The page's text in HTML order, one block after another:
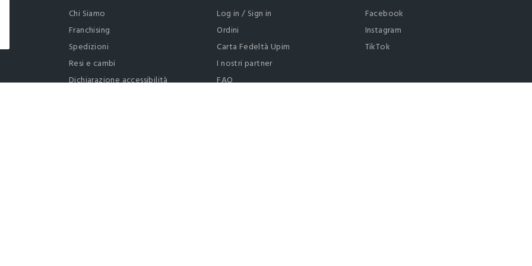
Chi Siamo
Franchising
Spedizioni
Resi e cambi
Dichiarazione accessibilità
Log in / Sign in
Ordini
Carta Fedeltà Upim
I nostri partner
FAQ
Facebook
Instagram
TikTok